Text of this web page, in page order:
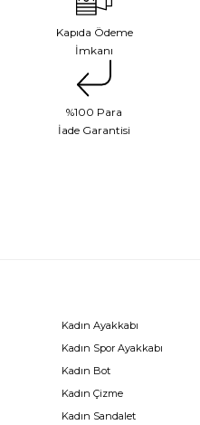
Kapıda Ödeme
İmkanı
%100 Para
İade Garantisi
Kadın Ayakkabı
Kadın Spor Ayakkabı
Kadın Bot
Kadın Çizme
Kadın Sandalet